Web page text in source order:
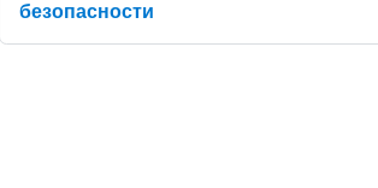
безопасности